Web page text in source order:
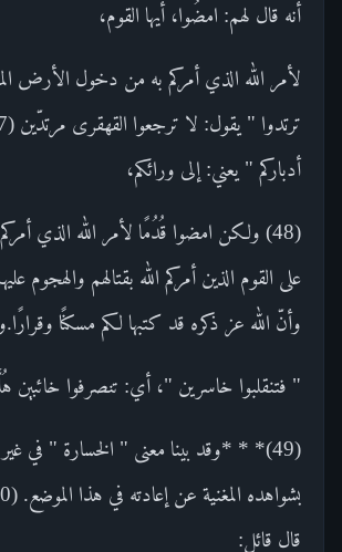
أنه قال لهم: امضُوا، أيها القوم،
لأمر الله الذي أمركم به من دخول الأرض
أدباركم " يعني: إلى ورائكم،
(48) ولكن امضوا قُدُمًا لأمر الله الذي
على القوم الذين أمركم الله بقتالهم والهجوم
وأنّ الله عز ذكره قد كتبها لكم مسكنًا
" فتنقلبوا خاسرين "، أي: تنصرفوا خائبين
(49)* * *وقد بينا معنى " الخسارة " في
قال قائل: